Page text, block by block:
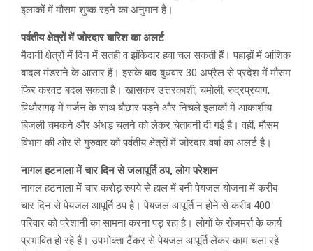
इलाकों में मौसम शुष्क रहने का अनुमान है।
पर्वतीय क्षेत्रों में जोरदार बारिश का अलर्ट
मैदानी क्षेत्रों में दिन में सतही व झोंकेदार हवा चल सकती हैं। पहाड़ों में आंशिक
बादल मंडराने के आसार हैं। इसके बाद बुधवार 30 अप्रैल से प्रदेश में मौसम
फिर करवट बदल सकता है। खासकर उत्तरकाशी, चमोली, रुद्रप्रयाग,
पिथौरागढ़ में गर्जन के साथ बौछार पड़ने और निचले इलाकों में आकाशीय
बिजली चमकने और अंधड़ चलने को लेकर चेतावनी दी गई है। वहीं, मौसम
विभाग की ओर से गुरुवार को पर्वतीय क्षेत्रों में जोरदार वर्षा का अलर्ट है।
नागल हटनाला में चार दिन से जलापूर्ति ठप, लोग परेशान
नागल हटनाला में चार करोड़ रुपये से हाल में बनी पेयजल योजना में करीब
चार दिन से पेयजल आपूर्ति ठप है। पेयजल आपूर्ति न होने से करीब 400
परिवार को परेशानी का सामना करना पड़ रहा है। लोगों के रोजमर्रा के कार्य
प्रभावित हो रहे हैं। उपभोक्ता टैंकर से पेयजल आपूर्ति लेकर काम चला रहे